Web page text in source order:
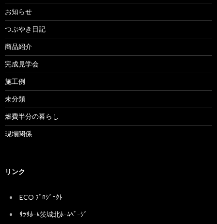
お知らせ
つぶやき日記
商品紹介
完成見学会
施工例
未分類
燃費半分の暮らし
現場関係
リンク
ECO ﾌﾟﾛｼﾞｪｸﾄ
ｻﾗｻﾎｰﾑ茨城北ﾎｰﾑﾍﾟｰｼﾞ